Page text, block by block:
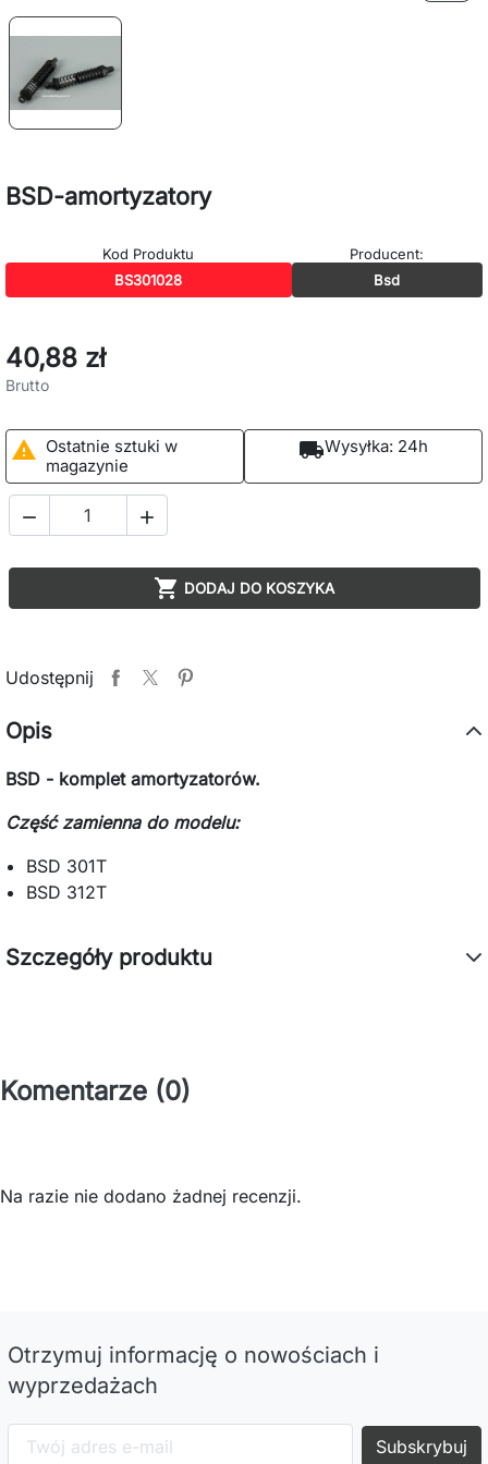
BSD-amortyzatory
Kod Produktu
BS301028
Producent:
Bsd
40,88 zł
Brutto

Ostatnie sztuki w
magazynie
local_shippingWysyłka: 24h
 
 DODAJ DO KOSZYKA
Udostępnij
Opis
BSD - komplet amortyzatorów.
Część zamienna do modelu:
BSD 301T
BSD 312T
Szczegóły produktu
Komentarze (0)
Na razie nie dodano żadnej recenzji.
Otrzymuj informację o nowościach i
wyprzedażach